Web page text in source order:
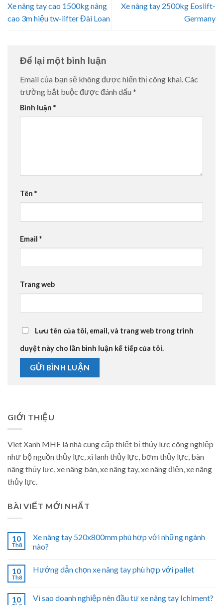
Xe nâng tay cao 1500kg nâng
cao 3m hiệu tw-lifter Đài Loan
Xe nâng tay 2500kg Eoslift-
Germany
Để lại một bình luận
Email của bạn sẽ không được hiển thị công khai. Các
trường bắt buộc được đánh dấu *
Bình luận *
Tên *
Email *
Trang web
Lưu tên của tôi, email, và trang web trong trình
duyệt này cho lần bình luận kế tiếp của tôi.
GIỚI THIỆU
Viet Xanh MHE là nhà cung cấp thiết bị thủy lực công nghiệp
như bộ nguồn thủy lực, xi lanh thủy lực, bơm thủy lực, bàn
nâng thủy lực, xe nâng bàn, xe nâng tay, xe nâng điện, xe nâng
thủy lực.
BÀI VIẾT MỚI NHẤT
10
Th8
Xe nâng tay 520x800mm phù hợp với những ngành
nào?
10
Th8
Hướng dẫn chọn xe nâng tay phù hợp với pallet
10 Vì sao doanh nghiệp nên đầu tư xe nâng tay Ichiment?